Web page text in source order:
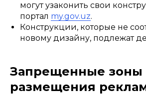
могут узаконить свои
портал my.gov.uz.
Конструкции, которые не
новому дизайну, подлежат
Запрещенные зоны
размещения